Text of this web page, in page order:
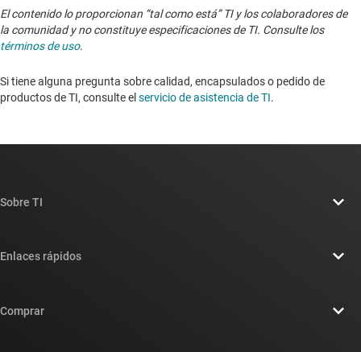
El contenido lo proporcionan “tal como está” TI y los colaboradores de
la comunidad y no constituye especificaciones de TI. Consulte los
términos de uso.
Si tiene alguna pregunta sobre calidad, encapsulados o pedido de
productos de TI, consulte el servicio de asistencia de TI. ​​​​​​​​​​​​​​
Sobre TI
Sala de redacción
Enlaces rápidos
Comprar